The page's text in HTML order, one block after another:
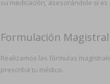
su medicación, asesorándole si es
Formulación Magistral
Realizamos las fórmulas
prescriba tu médico.